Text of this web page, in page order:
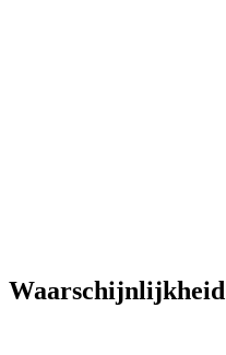
Waarschijnlijkheid